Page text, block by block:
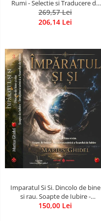
Rumi - Selectie si Traducere de
Marius Ghidel
269,57 Lei
206,14 Lei
Imparatul Si Si. Dincolo de bine
si rau. Soapte de Iubire -
Invatatura tainica a Soarelui de
150,00 Lei